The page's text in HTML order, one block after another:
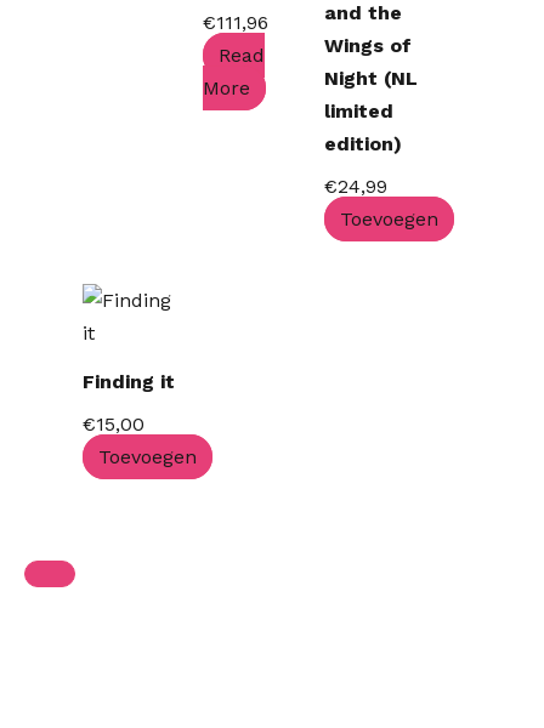
€111,96
Read
More
and the
Wings of
Night (NL
limited
edition)
€24,99
Toevoegen
Finding it
€15,00
Toevoegen